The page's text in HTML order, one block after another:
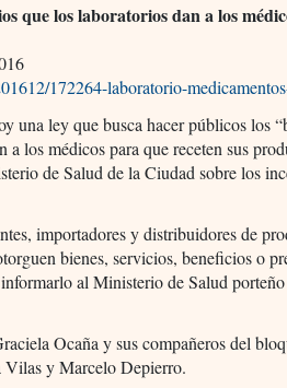
que los laboratorios dan a los
172264-laboratorio-
una ley que busca hacer públicos los
a los médicos para que receten sus
de Salud de la Ciudad sobre los
importadores y distribuidores de
bienes, servicios, beneficios o
al Ministerio de Salud
Ocaña y sus compañeros del
Vilas y Marcelo Depierro.